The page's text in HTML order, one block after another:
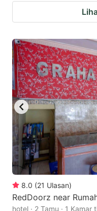
8.0 (21 Ulasan)
RedDoorz near
hotel · 2 Tamu · 1 Kamar